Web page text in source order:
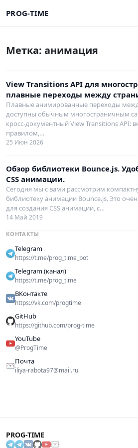
PROG-TIME
Метка: анимация
View Transitions API для
плавные переходы между
Плавные анимированные переходы
доступны обычным многостраничным
кросс-документный View Transitions API:
правилом,…
25 Июн 2026
Обзор библиотеки Bounce.js.
CSS анимации.
Сегодня мы с вами рассмотрим
библиотеку анимации Bounce.js. Это
для создания CSS анимации, с…
14 Май 2019
КОНТАКТЫ
Telegram
https://t.me/prog_time_bot
Telegram (канал)
https://t.me/prog_time
ВКонтакте
https://vk.com/progtime
GitHub
https://github.com/prog-time
YouTube
@ProgTime
Почта
iliya-rabota97@mail.ru
PROG-TIME